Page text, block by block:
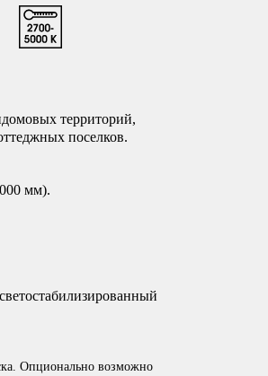
территорий,
поселков.
мм).
Опционально возможно